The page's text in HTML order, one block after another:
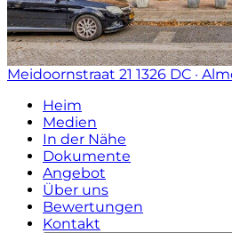
Meidoornstraat 21 1326 DC ·
Heim
Medien
In der Nähe
Dokumente
Angebot
Über uns
Bewertungen
Kontakt